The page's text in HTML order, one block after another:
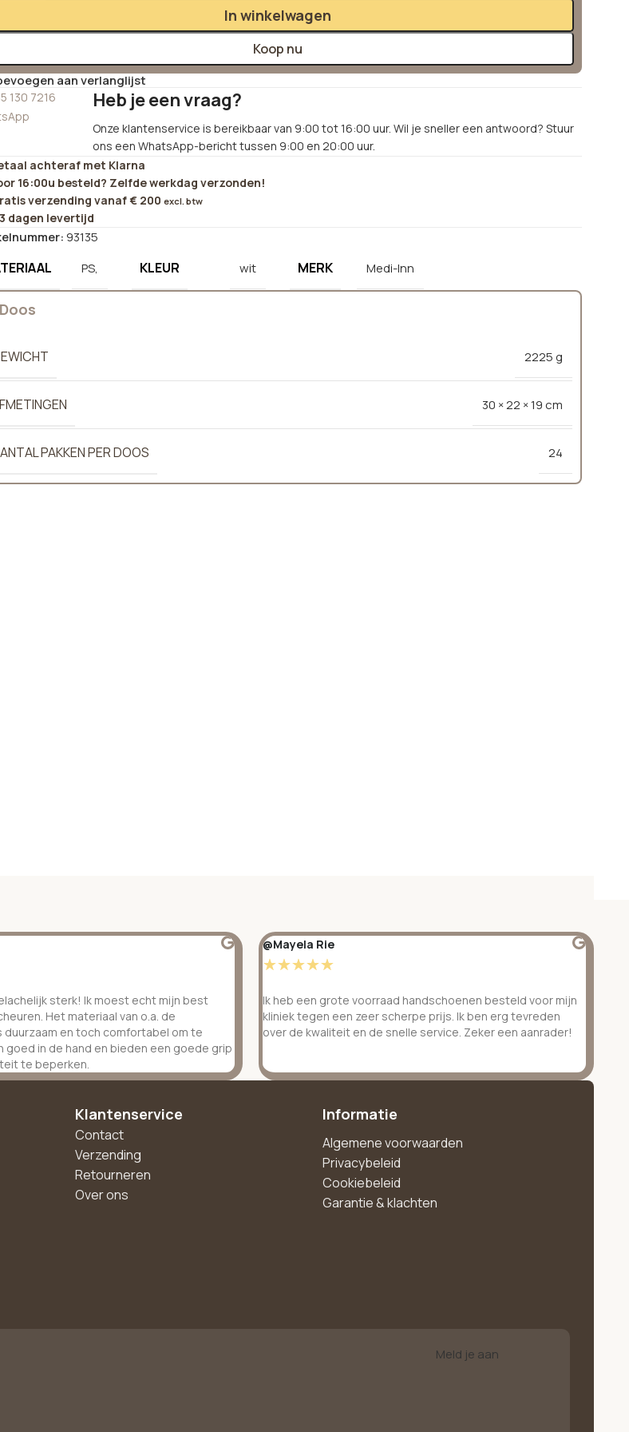
In winkelwagen
Koop nu
aan verlanglijst
130 7216
Heb je een vraag?
Onze klantenservice is bereikbaar van 9:00 tot 16:00 uur. Wil je sneller een antwoord? Stuur
ons een WhatsApp-bericht tussen 9:00 en 20:00 uur.
achteraf met Klarna
16:00u besteld? Zelfde werkdag verzonden!
verzending vanaf € 200 excl. btw
dagen levertijd
93135
PS, KLEUR wit MERK Medi-Inn
Doos
2225 g
30 × 22 × 19 cm
PAKKEN PER DOOS 24
sterk! Ik moest echt mijn best
Het materiaal van o.a. de
duurzaam en toch comfortabel om te
goed in de hand en bieden een goede grip
te beperken.
@Mayela Rie
☆☆☆☆☆
Ik heb een grote voorraad handschoenen besteld voor mijn
kliniek tegen een zeer scherpe prijs. Ik ben erg tevreden
over de kwaliteit en de snelle service. Zeker een aanrader!
Klantenservice
Contact
Verzending
Retourneren
Over ons
Informatie
Algemene voorwaarden
Privacybeleid
Cookiebeleid
Garantie & klachten
Meld je aan